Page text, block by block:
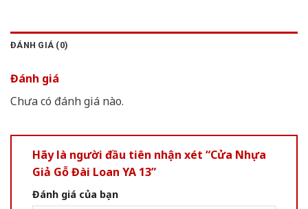
ĐÁNH GIÁ (0)
Đánh giá
Chưa có đánh giá nào.
Hãy là người đầu tiên nhận xét “Cửa Nhựa
Giả Gỗ Đài Loan YA 13”
Đánh giá của bạn